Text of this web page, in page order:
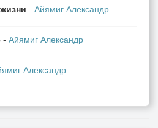
- Айямиг Александр
- Айямиг Александр
Александр